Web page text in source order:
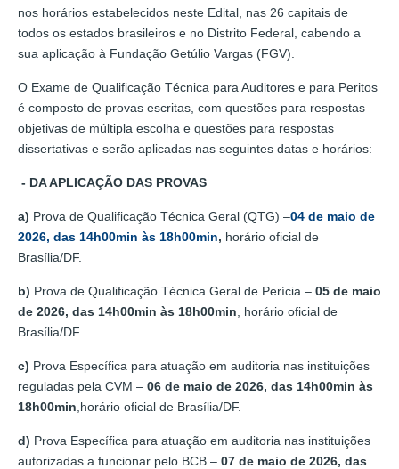
nos horários estabelecidos neste Edital, nas 26 capitais de
todos os estados brasileiros e no Distrito Federal, cabendo a
sua aplicação à Fundação Getúlio Vargas (FGV).
O Exame de Qualificação Técnica para Auditores e para Peritos
é composto de provas escritas, com questões para respostas
objetivas de múltipla escolha e questões para respostas
dissertativas e serão aplicadas nas seguintes datas e horários:
- DA APLICAÇÃO DAS PROVAS
a) Prova de Qualificação Técnica Geral (QTG) –04 de maio de
2026, das 14h00min às 18h00min, horário oficial de
Brasília/DF.
b) Prova de Qualificação Técnica Geral de Perícia – 05 de maio
de 2026, das 14h00min às 18h00min , horário oficial de
Brasília/DF.
c) Prova Específica para atuação em auditoria nas instituições
reguladas pela CVM – 06 de maio de 2026, das 14h00min às
18h00min ,horário oficial de Brasília/DF.
d) Prova Específica para atuação em auditoria nas instituições
autorizadas a funcionar pelo BCB – 07 de maio de 2026, das